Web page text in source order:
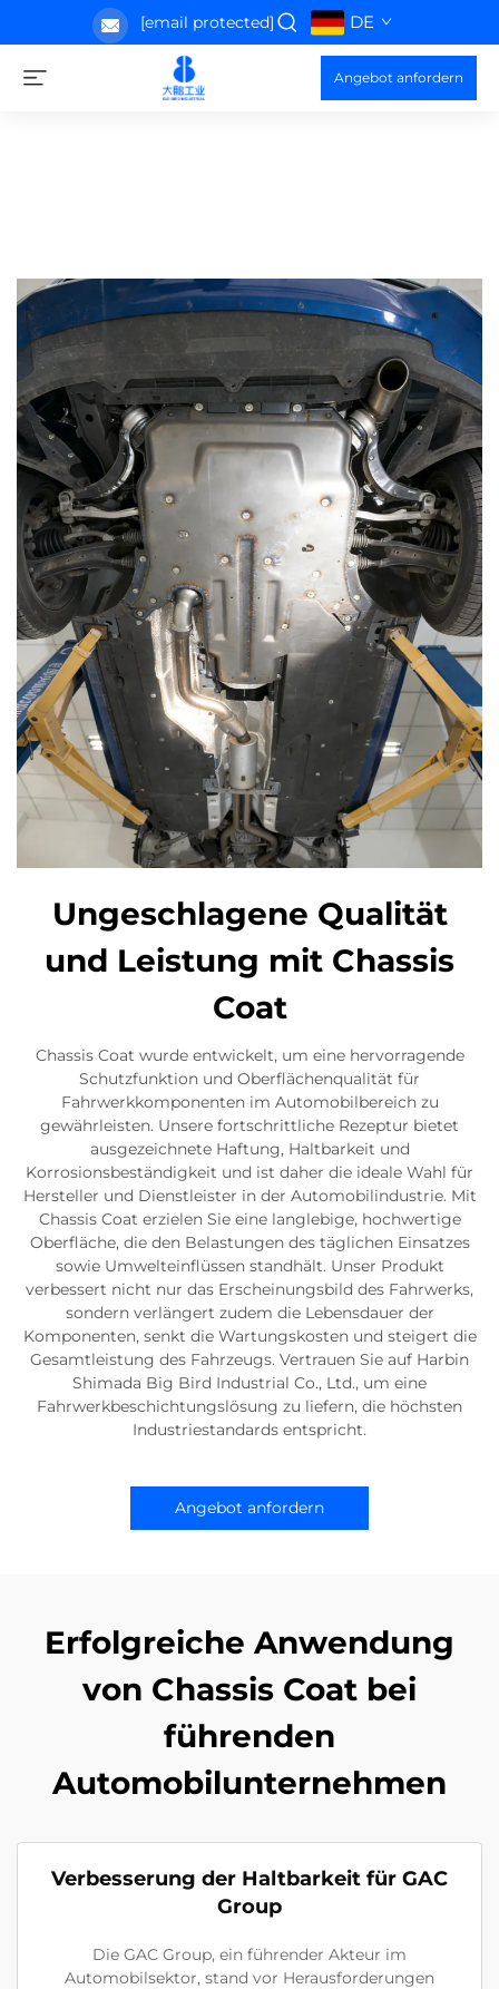
[email protected] DE
Angebot anfordern
Ungeschlagene Qualität
und Leistung mit Chassis
Coat
Chassis Coat wurde entwickelt, um eine hervorragende
Schutzfunktion und Oberflächenqualität für
Fahrwerkkomponenten im Automobilbereich zu
gewährleisten. Unsere fortschrittliche Rezeptur bietet
ausgezeichnete Haftung, Haltbarkeit und
Korrosionsbeständigkeit und ist daher die ideale Wahl für
Hersteller und Dienstleister in der Automobilindustrie. Mit
Chassis Coat erzielen Sie eine langlebige, hochwertige
Oberfläche, die den Belastungen des täglichen Einsatzes
sowie Umwelteinflüssen standhält. Unser Produkt
verbessert nicht nur das Erscheinungsbild des Fahrwerks,
sondern verlängert zudem die Lebensdauer der
Komponenten, senkt die Wartungskosten und steigert die
Gesamtleistung des Fahrzeugs. Vertrauen Sie auf Harbin
Shimada Big Bird Industrial Co., Ltd., um eine
Fahrwerkbeschichtungslösung zu liefern, die höchsten
Industriestandards entspricht.
Angebot anfordern
Erfolgreiche Anwendung
von Chassis Coat bei
führenden
Automobilunternehmen
Verbesserung der Haltbarkeit für GAC
Group
Die GAC Group, ein führender Akteur im
Automobilsektor, stand vor Herausforderungen